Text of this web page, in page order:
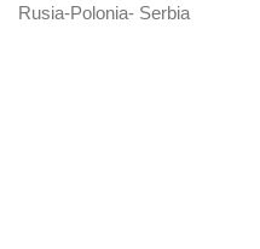
Rusia-Polonia- Serbia